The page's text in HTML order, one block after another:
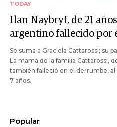
TODAY
Ilan Naybryf, de 21
argentino fallecido por
Se suma a Graciela Cattarossi; su
La mamá de la familia Cattarossi,
también falleció en el derrumbe, al
7 años.
Popular